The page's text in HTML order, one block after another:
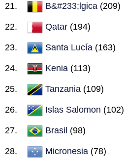
B&#233;lgica (209)
Qatar (194)
Santa Lucía (163)
Kenia (113)
Tanzania (109)
Islas Salomon (102)
Brasil (98)
Micronesia (78)